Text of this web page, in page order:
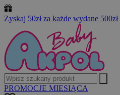
Zyskaj 50zł za każde wydane 500zł
PROMOCJE MIESIĄCA